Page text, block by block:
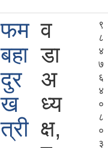
फम
बहा
दुर
ख
त्री
व
डा
अ
ध्य
क्ष,
९
८
४
७
६
४
०
८
०
३